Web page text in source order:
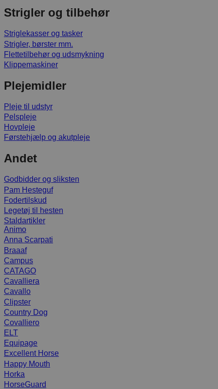
Strigler og tilbehør
Striglekasser og tasker
Strigler, børster mm.
Flettetilbehør og udsmykning
Klippemaskiner
Plejemidler
Pleje til udstyr
Pelspleje
Hovpleje
Førstehjælp og akutpleje
Andet
Godbidder og sliksten
Pam Hesteguf
Fodertilskud
Legetøj til hesten
Staldartikler
Animo
Anna Scarpati
Braaaf
Campus
CATAGO
Cavalliera
Cavallo
Clipster
Country Dog
Covalliero
ELT
Equipage
Excellent Horse
Happy Mouth
Horka
HorseGuard